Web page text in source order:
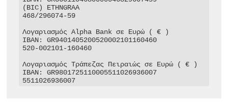
(BIC) ETHNGRAA
468/296074-59
Λογαριασμός Alpha Bank σε Ευρώ ( € )
IBAN: GR9401405200520002101160460
520-002101-160460
Λογαριασμός Τράπεζας Πειραιώς σε Ευρώ ( € )
IBAN: GR9801725110005511026936007
5511026936007